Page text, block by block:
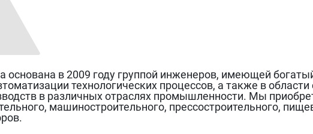
в 2009 году группой инженеров, имеющей
технологических процессов, а также в
в различных отраслях промышленности. Мы
машиностроительного, прессостроительного,